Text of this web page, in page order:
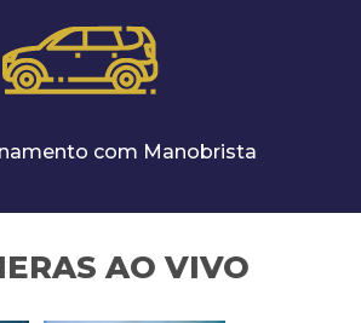
com Manobrista
AO VIVO